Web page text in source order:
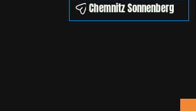
Chemnitz Sonnenberg